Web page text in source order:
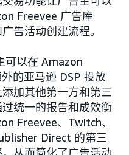
Freevee 广告库
告活动创建流程。
可以在 Amazon
的亚马逊 DSP 投放
加其他第一方和第三
统一的报告和成效衡
Freevee、Twitch、
Direct 的第三